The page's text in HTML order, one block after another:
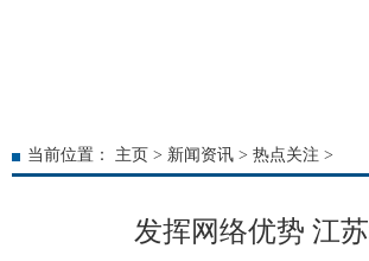
当前位置： 主页 > 新闻资讯 > 热点关注 >
发挥网络优势 江